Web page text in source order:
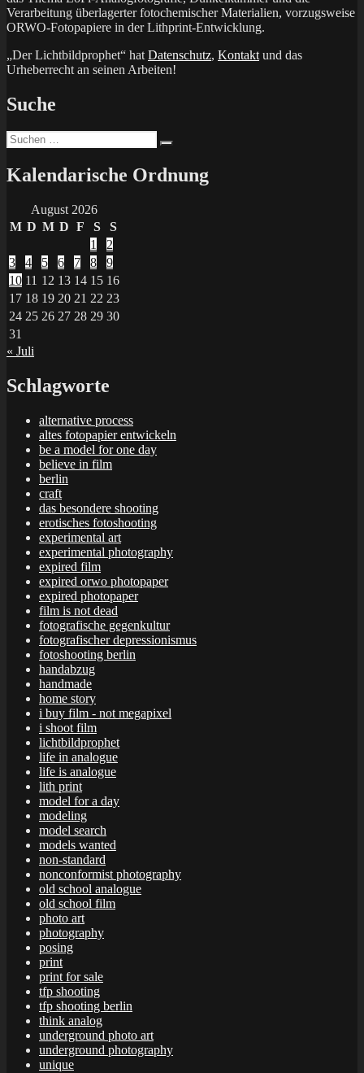
Verarbeitung überlagerter fotochemischer Materialien, vorzugsweise
ORWO-Fotopapiere in der Lithprint-Entwicklung.
„Der Lichtbildprophet“ hat Datenschutz, Kontakt und das
Urheberrecht an seinen Arbeiten!
Suche
Suchen
nach:
Kalendarische Ordnung
August 2026
M D M D F S
S
1
2
3
4 5 6 7 8
9
10 11 12 13 14 15 16
17 18 19 20 21 22 23
24 25 26 27 28 29 30
31
« Juli
Schlagworte
alternative process
altes fotopapier entwickeln
be a model for one day
believe in film
berlin
craft
das besondere shooting
erotisches fotoshooting
experimental art
experimental photography
expired film
expired orwo photopaper
expired photopaper
film is not dead
fotografische gegenkultur
fotografischer depressionismus
fotoshooting berlin
handabzug
handmade
home story
i buy film - not megapixel
i shoot film
lichtbildprophet
life in analogue
life is analogue
lith print
model for a day
modeling
model search
models wanted
non-standard
nonconformist photography
old school analogue
old school film
photo art
photography
posing
print
print for sale
tfp shooting
tfp shooting berlin
think analog
underground photo art
underground photography
unique